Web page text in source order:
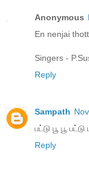
Anonymous
En nenjai
Singers -
Reply
Sampath
பட்டு பூ பூ
Reply